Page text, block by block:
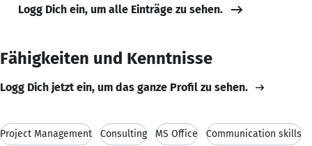
Logg Dich ein, um alle Einträge zu sehen.
Fähigkeiten und Kenntnisse
Logg Dich jetzt ein, um das ganze Profil zu sehen.
Project Management Consulting MS Office Communication skills